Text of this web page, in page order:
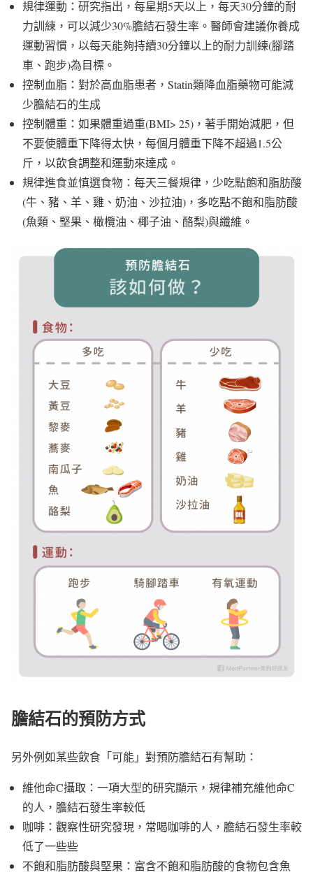
規律運動：研究指出，每星期5天以上，每天30分鐘的耐
力訓練，可以減少30%膽結石發生率。醫師會建議你養成
運動習慣，以每天能夠持續30分鐘以上的耐力訓練(腳踏
車、跑步)為目標。
控制血脂：對於高血脂患者，Statin類降血脂藥物可能減
少膽結石的生成
控制體重：如果體重過重(BMI> 25)，著手開始減肥，但
不要使體重下降得太快，每個月體重下降不超過1.5公
斤，以飲食調整和運動來達成。
規律進食並慎選食物：每天三餐規律，少吃點飽和脂肪酸
(牛、豬、羊、雞、奶油、沙拉油)，多吃點不飽和脂肪酸
(魚類、堅果、橄欖油、椰子油、酪梨)與纖維。
膽結石的預防方式
另外例如某些飲食「可能」對預防膽結石有幫助：
維他命C攝取：一項大型的研究顯示，規律補充維他命C
的人，膽結石發生率較低
咖啡：觀察性研究發現，常喝咖啡的人，膽結石發生率較
低了一些些
不飽和脂肪酸與堅果：富含不飽和脂肪酸的食物包含魚